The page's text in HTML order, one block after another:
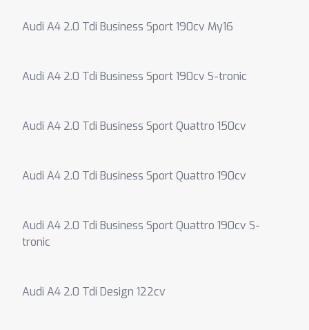
Audi A4 2.0 Tdi Business Sport 190cv My16
Audi A4 2.0 Tdi Business Sport 190cv S-tronic
Audi A4 2.0 Tdi Business Sport Quattro 150cv
Audi A4 2.0 Tdi Business Sport Quattro 190cv
Audi A4 2.0 Tdi Business Sport Quattro 190cv S-
tronic
Audi A4 2.0 Tdi Design 122cv